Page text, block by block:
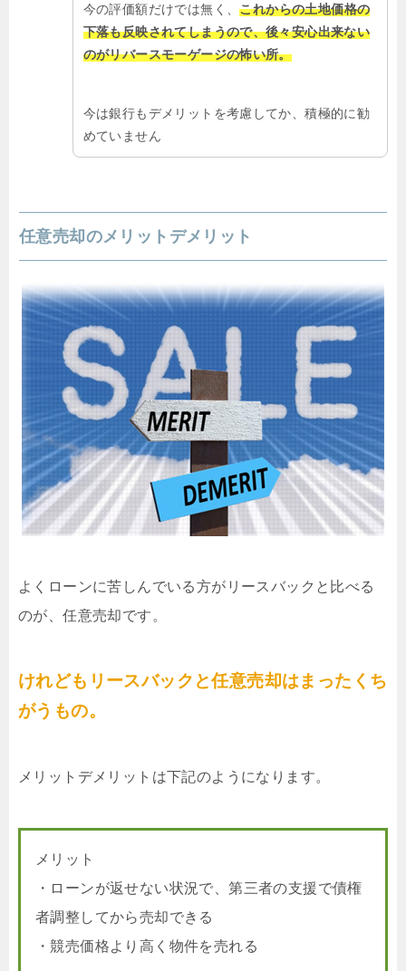
今の評価額だけでは無く、これからの土地価格の
下落も反映されてしまうので、後々安心出来ない
のがリバースモーゲージの怖い所。
今は銀行もデメリットを考慮してか、積極的に勧
めていません
任意売却のメリットデメリット
よくローンに苦しんでいる方がリースバックと比べる
のが、任意売却です。
けれどもリースバックと任意売却はまったくち
がうもの。
メリットデメリットは下記のようになります。
メリット
・ローンが返せない状況で、第三者の支援で債権
者調整してから売却できる
・競売価格より高く物件を売れる